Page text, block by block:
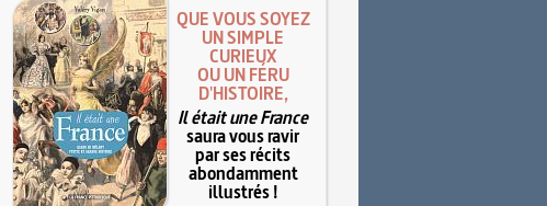
QUE VOUS SOYEZ
UN SIMPLE
CURIEUX
OU UN FÉRU
D'HISTOIRE,
Il était une France
saura vous ravir
par ses récits
abondamment
illustrés !